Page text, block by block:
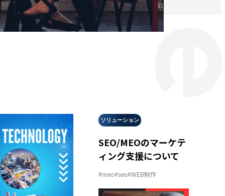
ソリューション
SEO/MEOのマーケテ
ィング支援について
#meo#seo#WEB制作